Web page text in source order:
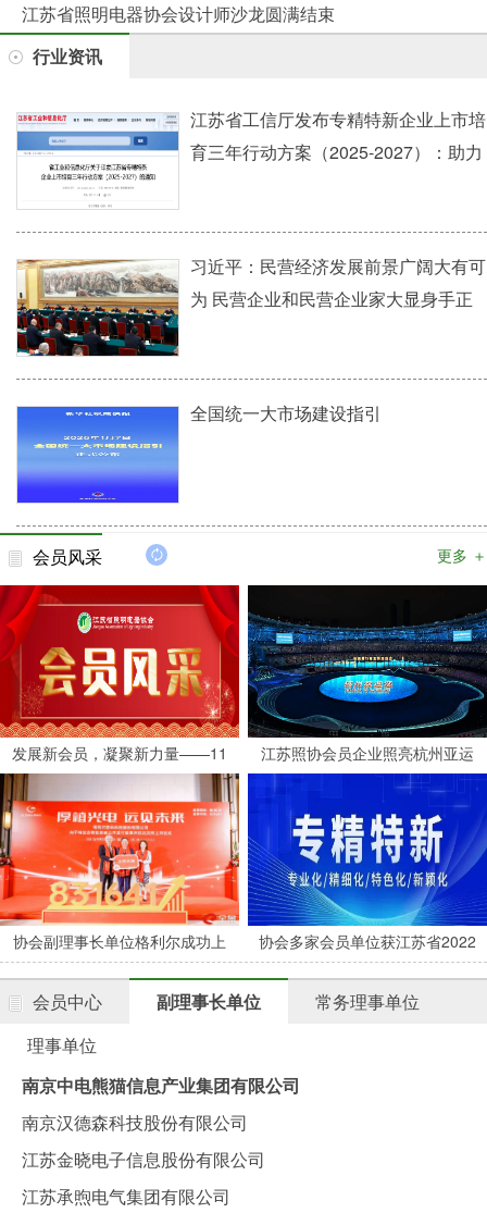
江苏省照明电器协会设计师沙龙圆满结束
行业资讯
江苏省工信厅发布专精特新企业上市培
育三年行动方案（2025-2027）：助力
习近平：民营经济发展前景广阔大有可
为 民营企业和民营企业家大显身手正
全国统一大市场建设指引
会员风采 更多 ＋
发展新会员，凝聚新力量——11
家企业加入江苏省照明电器协会
江苏照协会员企业照亮杭州亚运
协会副理事长单位格利尔成功上
协会多家会员单位获江苏省2022
会员中心 副理事长单位
常务理事单位
理事单位
南京中电熊猫信息产业集团有限公司
南京汉德森科技股份有限公司
江苏金晓电子信息股份有限公司
江苏承煦电气集团有限公司